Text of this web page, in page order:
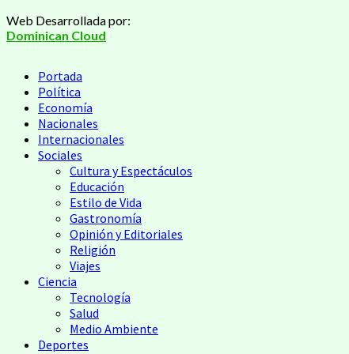
Saltar
al
Web Desarrollada por:
Dominican Cloud
Menú
principal
Portada
Política
Economía
Nacionales
Internacionales
Sociales
Cultura y Espectáculos
Educación
Estilo de Vida
Gastronomía
Opinión y Editoriales
Religión
Viajes
Ciencia
Tecnología
Salud
Medio Ambiente
Deportes